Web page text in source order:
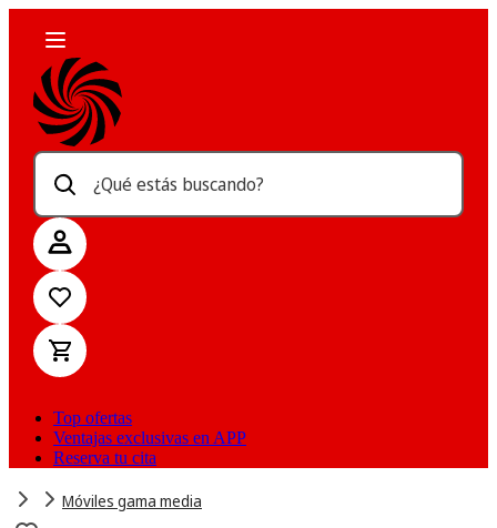
¿Qué estás buscando?
Top ofertas
Ventajas exclusivas en APP
Reserva tu cita
Móviles gama media